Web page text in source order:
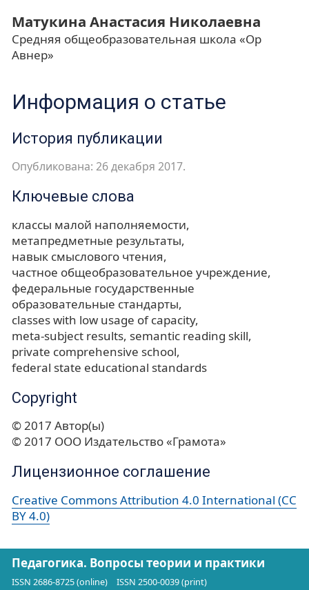
Матукина Анастасия Николаевна
Средняя общеобразовательная школа «Ор
Авнер»
Информация о статье
История публикации
Опубликована: 26 декабря 2017.
Ключевые слова
классы малой наполняемости
метапредметные результаты
навык смыслового чтения
частное общеобразовательное учреждение
федеральные государственные
образовательные стандарты
classes with low usage of capacity
meta-subject results semantic reading skill
private comprehensive school
federal state educational standards
Copyright
© 2017 Автор(ы)
© 2017 ООО Издательство «Грамота»
Лицензионное соглашение
Creative Commons Attribution 4.0 International (CC
BY 4.0)
Педагогика. Вопросы теории и практики
ISSN 2686-8725 (online) ISSN 2500-0039 (print)